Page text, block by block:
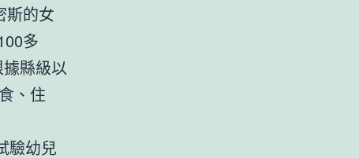
斯的女
多
縣級以
、住
驗幼兒